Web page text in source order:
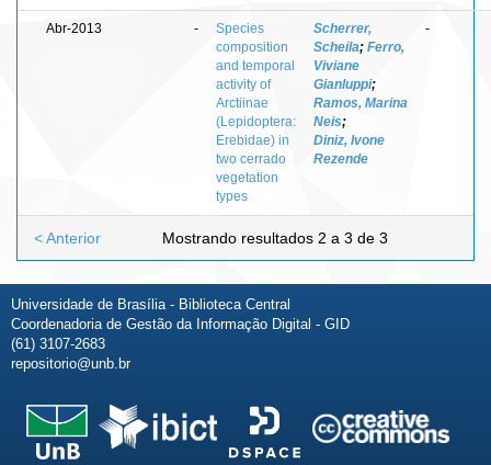
Abr-2013 -
Species
composition
and temporal
activity of
Arctiinae
(Lepidoptera:
Erebidae) in
two cerrado
vegetation
types
Scherrer,
Scheila; Ferro,
Viviane
Gianluppi;
Ramos, Marina
Neis;
Diniz, Ivone
Rezende
-
Mostrando resultados 2 a 3 de 3
< Anterior
Universidade de Brasília - Biblioteca Central
Coordenadoria de Gestão da Informação Digital - GID
(61) 3107-2683
repositorio@unb.br